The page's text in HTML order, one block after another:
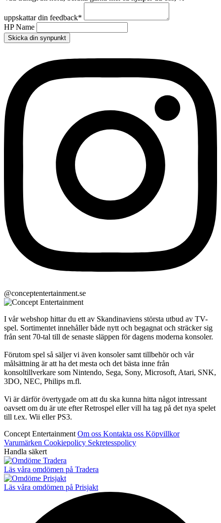
uppskattar din feedback*
HP Name
Skicka din synpunkt
@conceptentertainment.se
I vår webshop hittar du ett av Skandinaviens största utbud av TV-
spel. Sortimentet innehåller både nytt och begagnat och sträcker sig
från sent 70-tal till de senaste släppen för dagens moderna konsoler.
Förutom spel så säljer vi även konsoler samt tillbehör och vår
målsättning är att ha det mesta och det bästa inne från
konsoltillverkare som Nintendo, Sega, Sony, Microsoft, Atari, SNK,
3DO, NEC, Philips m.fl.
Vi är därför övertygade om att du ska kunna hitta något intressant
oavsett om du är ute efter Retrospel eller vill ha tag på det nya spelet
till t.ex. Wii eller PS3.
Concept Entertainment Om oss Kontakta oss Köpvillkor
Varumärken Cookiepolicy Sekretesspolicy
Handla säkert
Läs våra omdömen på Tradera
Läs våra omdömen på Prisjakt